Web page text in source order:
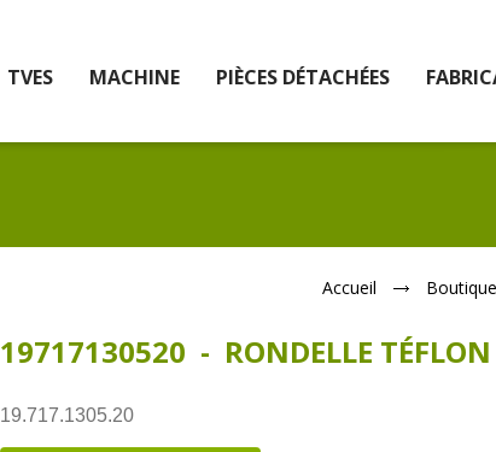
TVES MACHINE PIÈCES DÉTACHÉES
Accueil Boutique
19717130520 - RONDELLE TÉFLON
19.717.1305.20